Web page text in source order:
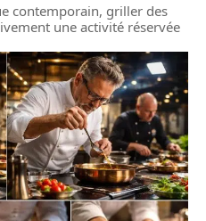
contemporain, griller des
une activité réservée